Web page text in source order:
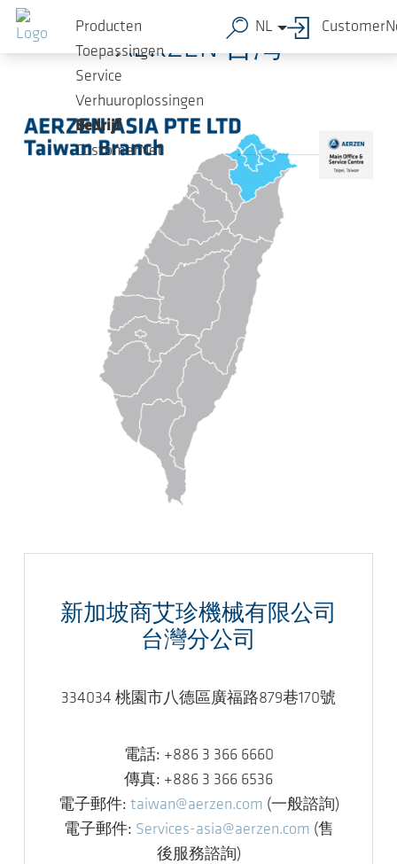
Ga naar de hoofdinhoud
Producten
Toepassingen
Service
Verhuuroplossingen
Bedrijf
CustomerNet
NL
AERZEN 台灣
新加坡商艾珍機械有限公司
台灣分公司
334034 桃園市八德區廣福路879巷170號
電話: +886 3 366 6660
傳真: +886 3 366 6536
電子郵件: taiwan@aerzen.com (一般諮詢)
電子郵件: Services-asia@aerzen.com (售
後服務諮詢)